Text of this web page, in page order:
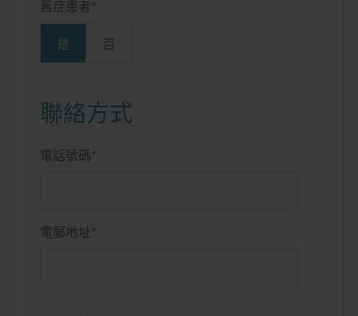
舊症患者 *
是 否
聯絡方式
電話號碼 *
電郵地址 *